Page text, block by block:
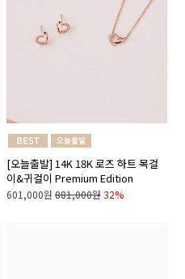
[오늘출발] 14K 18K 로즈 하트 목걸
이&귀걸이 Premium Edition
601,000원 881,000원 32%